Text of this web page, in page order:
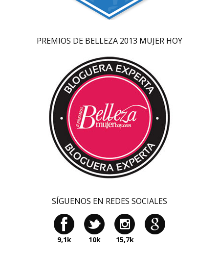
PREMIOS DE BELLEZA 2013 MUJER HOY
SÍGUENOS EN REDES SOCIALES
9,1k 10k 15,7k